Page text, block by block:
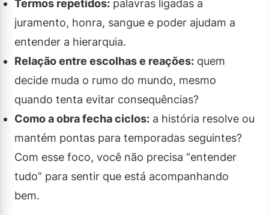
Termos repetidos: palavras ligadas a
juramento, honra, sangue e poder ajudam a
entender a hierarquia.
Relação entre escolhas e reações: quem
decide muda o rumo do mundo, mesmo
quando tenta evitar consequências?
Como a obra fecha ciclos: a história resolve ou
mantém pontas para temporadas seguintes?
Com esse foco, você não precisa “entender
tudo” para sentir que está acompanhando
bem.